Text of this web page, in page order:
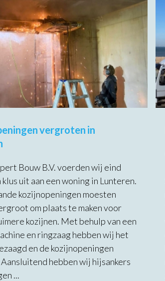
vergroten in
Bouw B.V. voerden wij eind
klus uit aan een woning in Lunteren.
kozijnopeningen moesten
om plaats te maken voor
kozijnen. Met behulp van een
en ringzaag hebben wij het
en de kozijnopeningen
hebben wij hijsankers
...